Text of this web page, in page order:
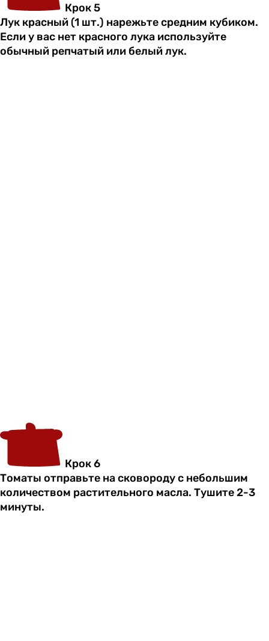
Крок 5
Лук красный (1 шт.) нарежьте средним кубиком.
Если у вас нет красного лука используйте
обычный репчатый или белый лук.
Крок 6
Томаты отправьте на сковороду с небольшим
количеством растительного масла. Тушите 2-3
минуты.